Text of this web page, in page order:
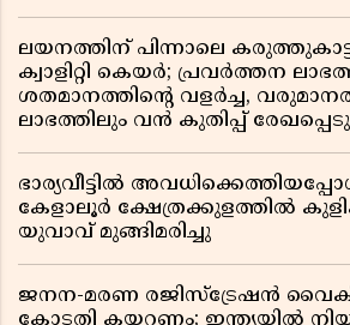
ലയനത്തിന് പിന്നാലെ
ക്വാളിറ്റി കെയർ; പ്രവർത്തന
ശതമാനത്തിൻ്റെ വളർച്ച,
ലാഭത്തിലും വൻ കുതിപ്പ്
ഭാര്യവീട്ടിൽ
കേളാലൂർ ക്ഷേത്രക്കുളത്തിൽ
യുവാവ് മുങ്ങിമരിച്ചു
ജനന-മരണ രജിസ്ട്രേഷൻ